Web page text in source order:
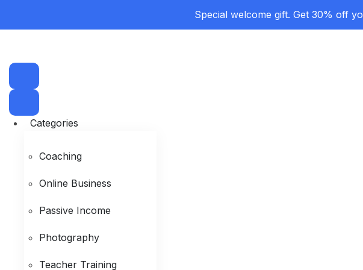
Special welcome gift. Get 30% off
Categories
Coaching
Online Business
Passive Income
Photography
Teacher Training